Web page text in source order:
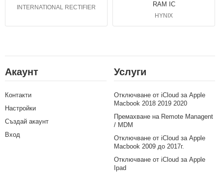
INTERNATIONAL RECTIFIER
RAM IC
HYNIX
Акаунт
Контакти
Настройки
Създай акаунт
Вход
Услуги
Отключване от iCloud за Apple
Macbook 2018 2019 2020
Премахване на Remote Managent
/ MDM
Отключване от iCloud за Apple
Macbook 2009 до 2017г.
Отключване от iCloud за Apple
Ipad